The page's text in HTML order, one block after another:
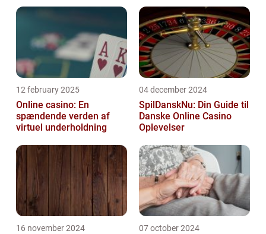
12 february 2025
Online casino: En
spændende verden af
virtuel underholdning
04 december 2024
SpilDanskNu: Din Guide til
Danske Online Casino
Oplevelser
16 november 2024 07 october 2024